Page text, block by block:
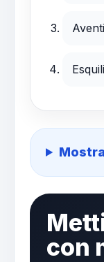
con